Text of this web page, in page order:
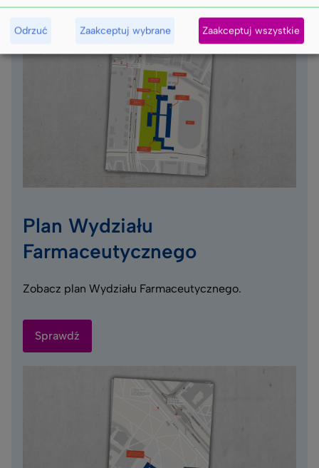
Plan Wydziału
Farmaceutycznego
Zobacz plan Wydziału Farmaceutycznego.
Sprawdź
Odrzuć Zaakceptuj wybrane Zaakceptuj wszystkie